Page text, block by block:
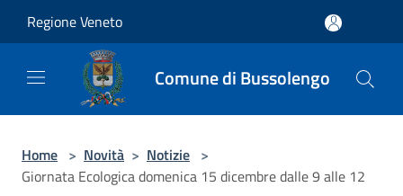
Regione Veneto
Comune di Bussolengo
Home > Novità > Notizie >
Giornata Ecologica domenica 15 dicembre dalle 9 alle 12